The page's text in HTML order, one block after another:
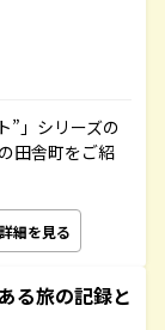
”」シリーズの
田舎町をご紹
詳細を見る
る旅の記録と